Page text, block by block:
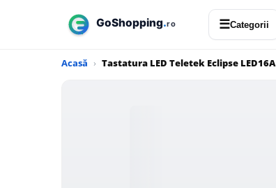
☰Categorii
Acasă Tastatura LED Teletek Eclipse LED16A